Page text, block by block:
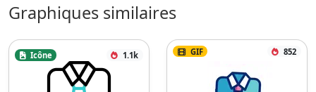
Graphiques similaires
Icône 1.1k GIF 852